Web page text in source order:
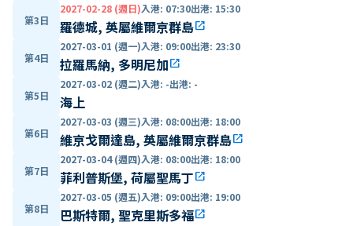
第3日
2027-02-28 (週日)入港: 07:30出港: 15:30
羅德城, 英屬維爾京群島open_in_new
第4日
2027-03-01 (週一)入港: 09:00出港: 23:30
拉羅馬納, 多明尼加open_in_new
第5日
2027-03-02 (週二)入港: -出港: -
海上
第6日
2027-03-03 (週三)入港: 08:00出港: 18:00
維京戈爾達島, 英屬維爾京群島open_in_new
第7日
2027-03-04 (週四)入港: 08:00出港: 18:00
菲利普斯堡, 荷屬聖馬丁open_in_new
第8日
2027-03-05 (週五)入港: 09:00出港: 19:00
巴斯特爾, 聖克里斯多福open_in_new